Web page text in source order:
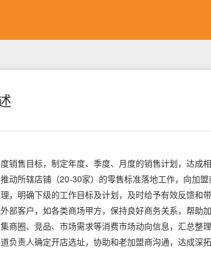
销售目标，制定年度、季度、月度的销售计划，达成
动所辖店铺（20-30家）的零售标准落地工作，向加
，明确下级的工作目标及计划，及时给予有效反馈和
部客户，如各类商场甲方，保持良好商务关系，帮助
商圈、竞品、市场需求等消费市场动向信息，汇总整
负责人确定开店选址，协助和老加盟商沟通，达成深